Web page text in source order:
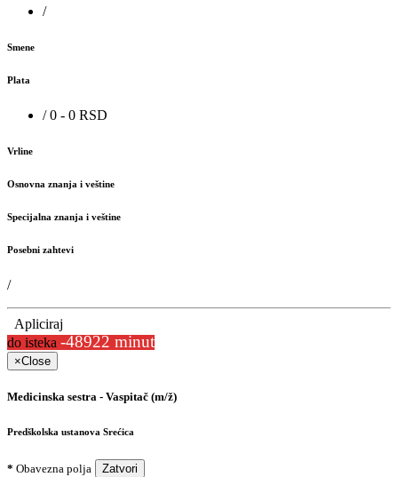
/
Smene
Plata
/ 0 - 0 RSD
Vrline
Osnovna znanja i veštine
Specijalna znanja i veštine
Posebni zahtevi
/
Apliciraj
do isteka -48922 minut
×Close
Medicinska sestra - Vaspitač (m/ž)
Predškolska ustanova Srećica
* Obavezna polja Zatvori